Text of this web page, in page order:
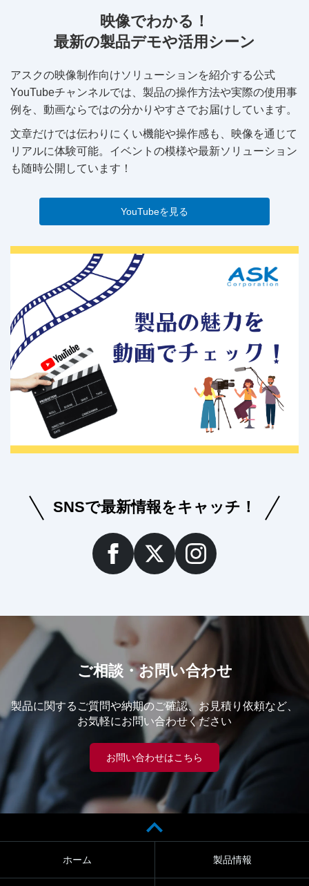
映像でわかる！
最新の製品デモや活用シーン
アスクの映像制作向けソリューションを紹介する公式
YouTubeチャンネルでは、製品の操作方法や実際の使用事
例を、動画ならではの分かりやすさでお届けしています。
文章だけでは伝わりにくい機能や操作感も、映像を通じて
リアルに体験可能。イベントの模様や最新ソリューション
も随時公開しています！
YouTubeを見る
SNSで最新情報をキャッチ！
ご相談・お問い合わせ
製品に関するご質問や納期のご確認、お見積り依頼など、
お気軽にお問い合わせください
お問い合わせはこちら
ホーム 製品情報